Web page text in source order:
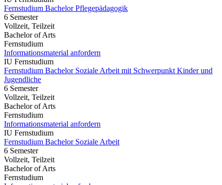
Fernstudium Bachelor Pflegepädagogik
6 Semester
Vollzeit, Teilzeit
Bachelor of Arts
Fernstudium
Informationsmaterial anfordern
IU Fernstudium
Fernstudium Bachelor Soziale Arbeit mit Schwerpunkt Kinder und
Jugendliche
6 Semester
Vollzeit, Teilzeit
Bachelor of Arts
Fernstudium
Informationsmaterial anfordern
IU Fernstudium
Fernstudium Bachelor Soziale Arbeit
6 Semester
Vollzeit, Teilzeit
Bachelor of Arts
Fernstudium